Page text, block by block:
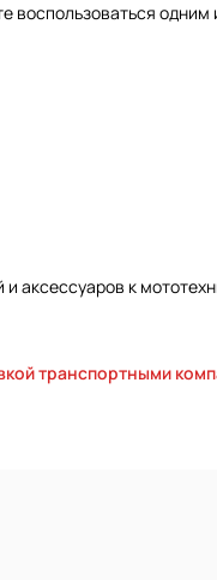
одним
к
транспортными